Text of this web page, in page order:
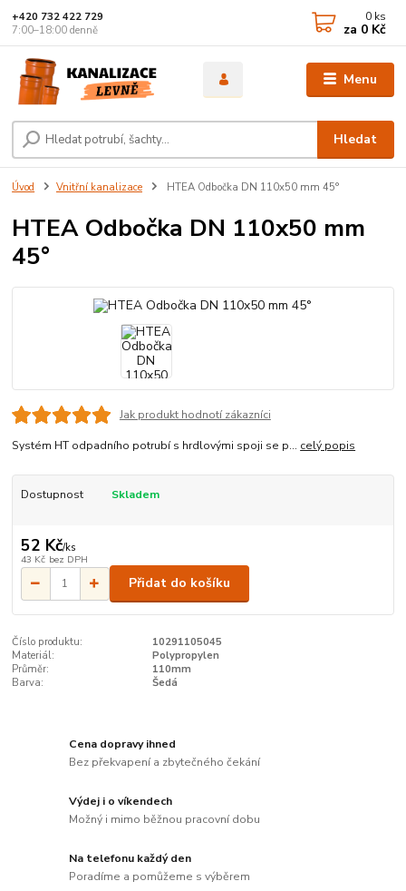
Menu
Hledat
+420 732 422 729
7:00–18:00 denně
0 ks
za 0 Kč
Úvod Vnitřní kanalizace HTEA Odbočka DN 110x50 mm 45°
HTEA Odbočka DN 110x50 mm
45°
Jak produkt hodnotí zákazníci
Systém HT odpadního potrubí s hrdlovými spoji se p... celý popis
Dostupnost Skladem
52 Kč/ks
43 Kč bez DPH
Přidat do košíku
Číslo produktu:
10291105045
Materiál:
Polypropylen
Průměr:
110mm
Barva:
Šedá
Cena dopravy ihned
Bez překvapení a zbytečného čekání
Výdej i o víkendech
Možný i mimo běžnou pracovní dobu
Na telefonu každý den
Poradíme a pomůžeme s výběrem